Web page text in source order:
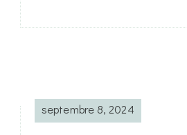
septembre 8, 2024